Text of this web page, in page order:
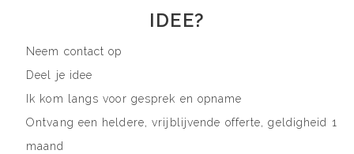
IDEE?
Neem contact op
Deel je idee
Ik kom langs voor gesprek en opname
Ontvang een heldere, vrijblijvende offerte, geldigheid 1
maand